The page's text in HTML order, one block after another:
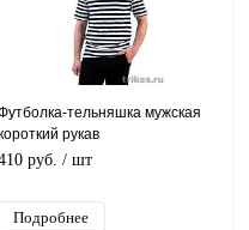
тельняшка мужская
рукав
руб. / шт
Подробнее